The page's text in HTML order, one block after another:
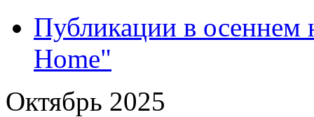
Публикации в
Home"
Октябрь 2025